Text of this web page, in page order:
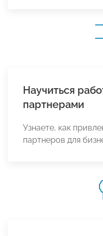
Научиться
партнерами
Узнаете, как
партнеров для